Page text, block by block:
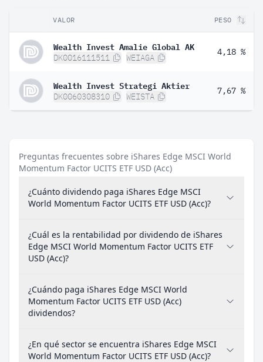
VALOR PESO
Wealth Invest Amalie Global AK
DK0016111511 WEIAGA
4,18 %
Wealth Invest Strategi Aktier
DK0060308310 WEISTA
7,67 %
Preguntas frecuentes sobre iShares Edge MSCI World
Momentum Factor UCITS ETF USD (Acc)
¿Cuánto dividendo paga iShares Edge MSCI
World Momentum Factor UCITS ETF USD (Acc)?
¿Cuál es la rentabilidad por dividendo de iShares
Edge MSCI World Momentum Factor UCITS ETF
USD (Acc)?
¿Cuándo paga iShares Edge MSCI World
Momentum Factor UCITS ETF USD (Acc)
dividendos?
¿En qué sector se encuentra iShares Edge MSCI
World Momentum Factor UCITS ETF USD (Acc)?